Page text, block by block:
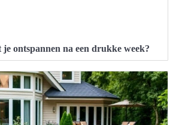
ontspannen na een drukke week?